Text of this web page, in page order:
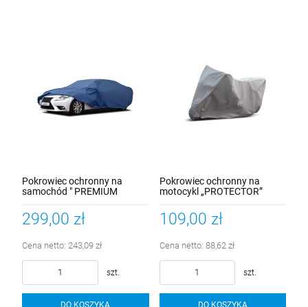
Pokrowiec ochronny na
samochód " PREMIUM
535cm
299,00 zł
Cena netto: 243,09 zł
szt.
DO KOSZYKA
Pokrowiec ochronny na
motocykl „PROTECTOR”
109,00 zł
Cena netto: 88,62 zł
szt.
DO KOSZYKA